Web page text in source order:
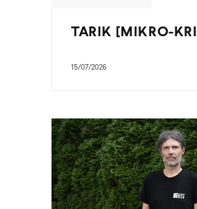
TARIK [MIKRO-
15/07/2026